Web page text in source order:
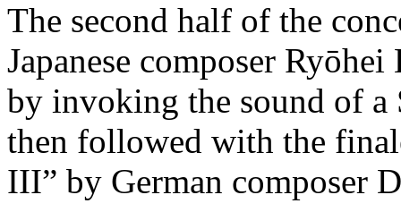
The second half of the
Japanese composer
by invoking the sound of a
then followed with the
III” by German composer